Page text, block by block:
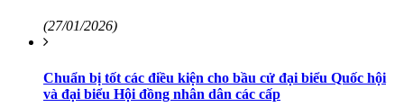
(27/01/2026)
Chuẩn bị tốt các điều kiện cho bầu cử đại biểu Quốc hội
và đại biểu Hội đồng nhân dân các cấp